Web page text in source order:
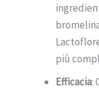
più
Efficacia: